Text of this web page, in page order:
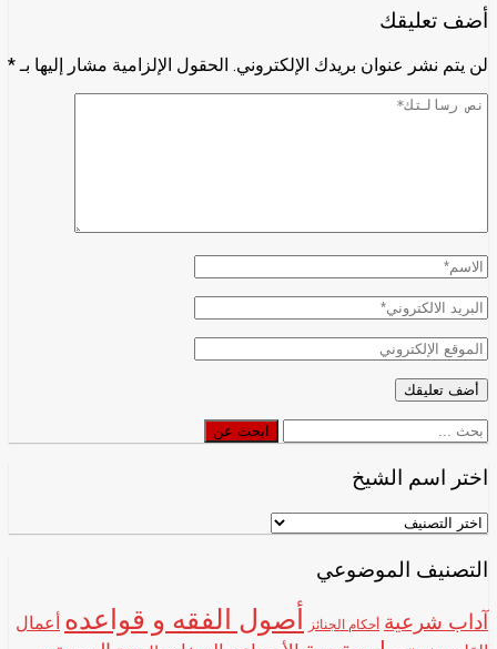
أضف تعليقك
لن يتم نشر عنوان بريدك الإلكتروني. الحقول الإلزامية مشار إليها بـ *
ابحث
عن
ابحث عن
اختر اسم الشيخ
اختر
اسم
الشيخ
التصنيف الموضوعي
آداب شرعية أحكام الجنائز أصول الفقه و قواعده أعمال